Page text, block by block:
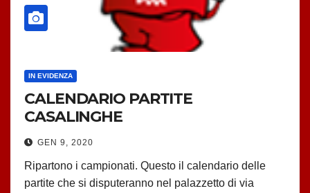
IN EVIDENZA
CALENDARIO PARTITE
CASALINGHE
GEN 9, 2020
Ripartono i campionati. Questo il calendario delle
partite che si disputeranno nel palazzetto di via